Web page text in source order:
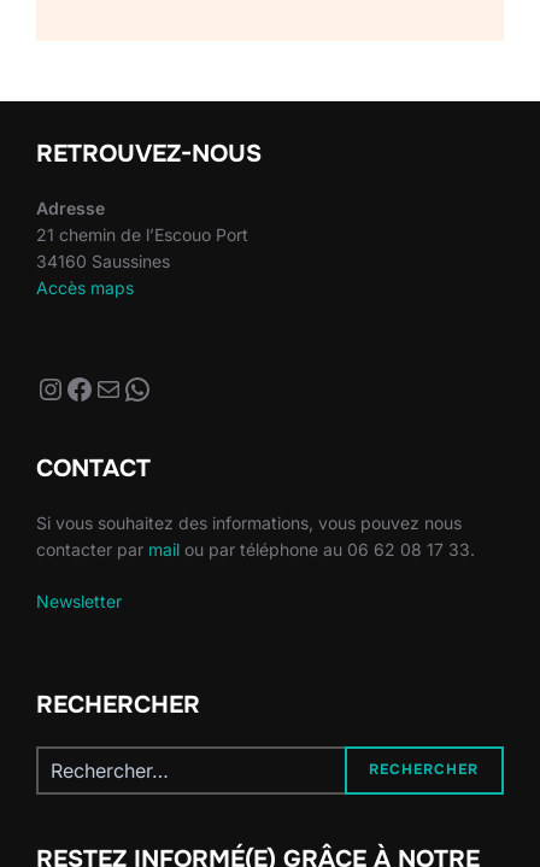
RETROUVEZ-NOUS
Adresse
21 chemin de l’Escouo Port
34160 Saussines
Accès maps
Instagram
Facebook
E-mailWhatsApp
CONTACT
Si vous souhaitez des informations, vous pouvez nous
contacter par mail ou par téléphone au 06 62 08 17 33.
Newsletter
RECHERCHER
pour :
RECHERCHER
RESTEZ INFORMÉ(E) GRÂCE À NOTRE